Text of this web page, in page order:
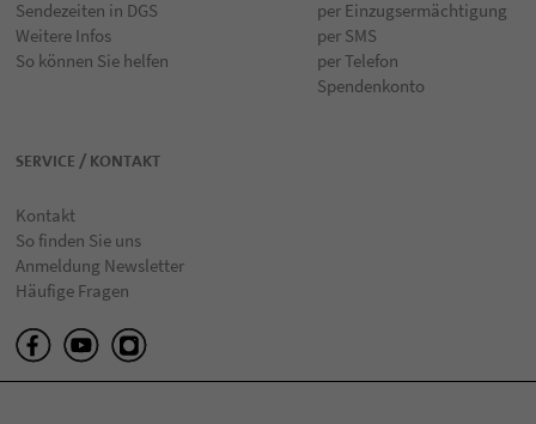
Sendezeiten in DGS
Weitere Infos
So können Sie helfen
per Einzugsermächtigung
per SMS
per Telefon
Spendenkonto
SERVICE / KONTAKT
Kontakt
So finden Sie uns
Anmeldung Newsletter
Häufige Fragen